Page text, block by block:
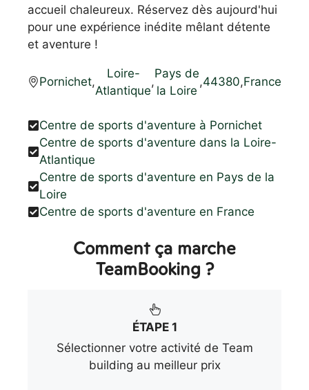
accueil chaleureux. Réservez dès aujourd'hui
pour une expérience inédite mêlant détente
et aventure !
Pornichet,
Loire-
Atlantique
,
Pays de
la Loire
,44380,France
Centre de sports d'aventure à Pornichet
Centre de sports d'aventure dans la Loire-
Atlantique
Centre de sports d'aventure en Pays de la
Loire
Centre de sports d'aventure en France
Comment ça marche
TeamBooking ?
ÉTAPE 1
Sélectionner votre activité de Team
building au meilleur prix